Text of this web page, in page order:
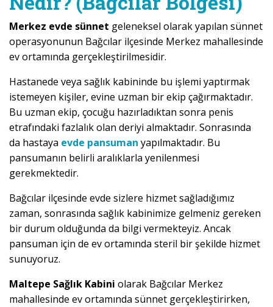
Merkez evde sünnet geleneksel olarak yapılan sünnet
operasyonunun Bağcılar ilçesinde Merkez mahallesinde
ev ortamında gerçekleştirilmesidir.
Hastanede veya sağlık kabininde bu işlemi yaptırmak
istemeyen kişiler, evine uzman bir ekip çağırmaktadır.
Bu uzman ekip, çocuğu hazırladıktan sonra penis
etrafındaki fazlalık olan deriyi almaktadır. Sonrasında
da hastaya evde pansuman yapılmaktadır. Bu
pansumanın belirli aralıklarla yenilenmesi
gerekmektedir.
Bağcılar ilçesinde evde sizlere hizmet sağladığımız
zaman, sonrasında sağlık kabinimize gelmeniz gereken
bir durum olduğunda da bilgi vermekteyiz. Ancak
pansuman için de ev ortamında steril bir şekilde hizmet
sunuyoruz.
Maltepe Sağlık Kabini olarak Bağcılar Merkez
mahallesinde ev ortamında sünnet gerçekleştirirken,